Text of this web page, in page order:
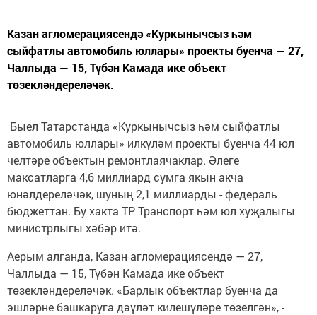
Казан агломерациясендә «Куркынычсыз һәм
сыйфатлы автомобиль юллары» проекты буенча — 27,
Чаллыда — 15, Түбән Камада ике объект
төзекләндереләчәк.
Быел Татарстанда «Куркынычсыз һәм сыйфатлы
автомобиль юллары» илкүләм проекты буенча 44 юл
челтәре объектын ремонтлаячаклар. Әлеге
максатларга 4,6 миллиард сумга якын акча
юнәлдереләчәк, шуның 2,1 миллиарды - федераль
бюджеттан. Бу хакта ТР Транспорт һәм юл хуҗалыгы
министрлыгы хәбәр итә.
Аерым алганда, Казан агломерациясендә — 27,
Чаллыда — 15, Түбән Камада ике объект
төзекләндереләчәк. «Барлык объектлар буенча да
эшләрне башкаруга дәүләт килешүләре төзелгән», -